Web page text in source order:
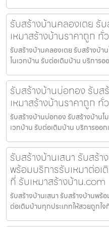
รับสร้างบ้านคลองเตย รั
เหมาสร้างบ้านราคาถูก ทั่
รับสร้างบ้านคลองเตย รับสร้างบ้า
โนเวทบ้าน รับต่อเติมบ้าน บริการ
รับสร้างบ้านบ่อทอง รับส
เหมาสร้างบ้านราคาถูก ทั่
รับสร้างบ้านบ่อทอง รับสร้างบ้านโ
เวทบ้าน รับต่อเติมบ้าน บริการออ
รับสร้างบ้านเสนา รับสร้
พร้อมบริการรับเหมาต่อเ
ที่ รับเหมาสร้างบ้าน.com
รับสร้างบ้านเสนา รับสร้างบ้านพร้
ต่อเติมบ้านทุกประเภทให้สวยถูกใ